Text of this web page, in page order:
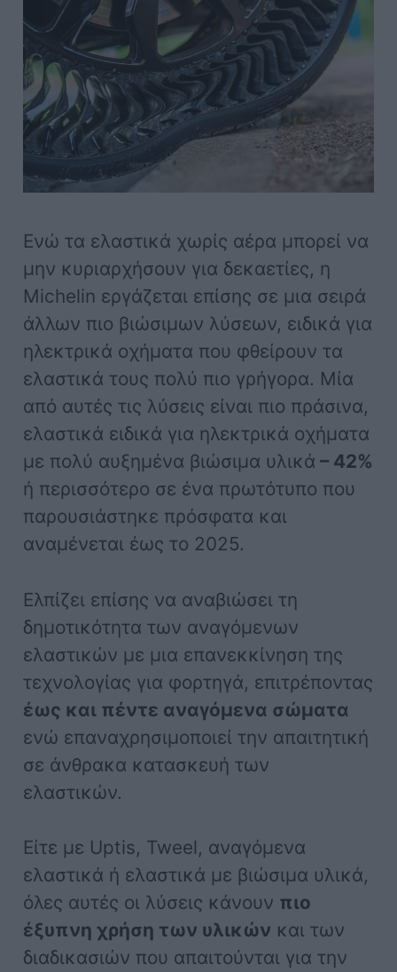
Ενώ τα ελαστικά χωρίς αέρα μπορεί να
μην κυριαρχήσουν για δεκαετίες, η
Michelin εργάζεται επίσης σε μια σειρά
άλλων πιο βιώσιμων λύσεων, ειδικά για
ηλεκτρικά οχήματα που φθείρουν τα
ελαστικά τους πολύ πιο γρήγορα. Μία
από αυτές τις λύσεις είναι πιο πράσινα,
ελαστικά ειδικά για ηλεκτρικά οχήματα
με πολύ αυξημένα βιώσιμα υλικά – 42%
ή περισσότερο σε ένα πρωτότυπο που
παρουσιάστηκε πρόσφατα και
αναμένεται έως το 2025.
Ελπίζει επίσης να αναβιώσει τη
δημοτικότητα των αναγόμενων
ελαστικών με μια επανεκκίνηση της
τεχνολογίας για φορτηγά, επιτρέποντας
έως και πέντε αναγόμενα σώματα
ενώ επαναχρησιμοποιεί την απαιτητική
σε άνθρακα κατασκευή των
ελαστικών.
Είτε με Uptis, Tweel, αναγόμενα
ελαστικά ή ελαστικά με βιώσιμα υλικά,
όλες αυτές οι λύσεις κάνουν πιο
έξυπνη χρήση των υλικών και των
διαδικασιών που απαιτούνται για την